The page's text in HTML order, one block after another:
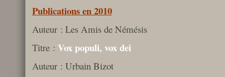
Publications en 2010
Auteur : Les Amis de Némésis
Titre : Vox populi, vox dei
Auteur : Urbain Bizot